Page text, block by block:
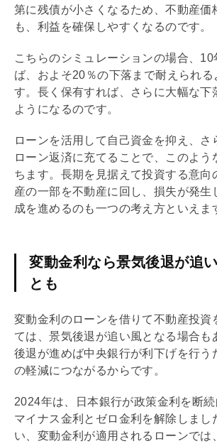
第に残債が小さくなるため、不動産価
も、利益を確保しやすくなるのです。
こちらのシミュレーションの場合、
ば、およそ20％の下落まで耐えられる
す。長く保有すれば、さらに大幅な下
ようになるのです。
ローンを活用して自己資金を抑え、さ
ローン返済に充てることで、このよう
ちます。長期を見据えて投資する意向
産の一部を不動産に回し、損失が発生
成を進めるのも一つの考え方といえま
変動金利なら景気後退が追
とも
変動金利のローンを借りて不動産投資
ては、景気後退が追い風となる場合も
後退が進めば中央銀行が利下げを行う
の軽減につながるからです。
2024年は、日本銀行が政策金利を断続
マイナス金利とゼロ金利を解除しまし
い、変動金利が適用されるローンでは